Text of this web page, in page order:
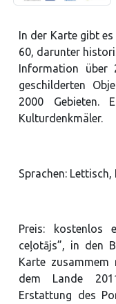
In der Karte gibt
60, darunter
Information über
geschilderten
2000 Gebieten.
Kulturdenkmäler.
Sprachen: Lettisch,
Preis: kostenlos
ceļotājs”, in den
Karte
dem Lande
Erstattung des